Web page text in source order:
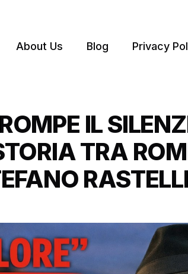
About Us Blog Privacy
IL
TRA